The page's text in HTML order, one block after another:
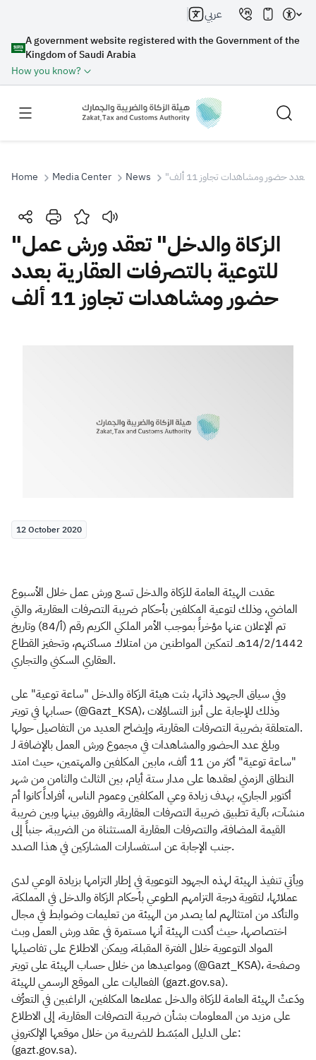
A government website registered with the Government of the
Kingdom of Saudi Arabia
How you know?
عربي
Search
Search Search AI
Suggestions
Customs VAT
Tax Declaration
Home Media Center News حضور ومشاهدات تجاوز 11 ألف
"الزكاة والدخل" تعقد ورش عمل
للتوعية بالتصرفات العقارية بعدد
حضور ومشاهدات تجاوز 11 ألف
12 October 2020
عقدت الهيئة العامة للزكاة والدخل تسع ورش عمل خلال الأسبوع
الماضي، وذلك لتوعية المكلفين بأحكام ضريبة التصرفات العقارية، والتي
تم الإعلان عنها مؤخراً بموجب الأمر الملكي الكريم رقم (أ/84) وتاريخ
14/2/1442هــ لتمكين المواطنين من امتلاك مساكنهم، وتحفيز القطاع
العقاري السكني والتجاري.
وفي سياق الجهود ذاتها، بثت هيئة الزكاة والدخل "ساعة توعية" على
حسابها في تويتر (@Gazt_KSA)، وذلك للإجابة على أبرز التساؤلات
المتعلقة بضريبة التصرفات العقارية، وإيضاح العديد من التفاصيل حولها.
وبلغ عدد الحضور والمشاهدات في مجموع ورش العمل بالإضافة لـ
"ساعة توعية" أكثر من 11 ألف، مابين المكلفين والمهتمين، حيث امتد
النطاق الزمني لعقدها على مدار ستة أيام، بين الثالث والثامن من شهر
أكتوبر الجاري، بهدف زيادة وعي المكلفين وعموم الناس، أفراداً كانوا أم
منشآت، بآلية تطبيق ضريبة التصرفات العقارية، والفروق بينها وبين ضريبة
القيمة المضافة، والتصرفات العقارية المستثناة من الضريبة، جنباً إلى
جنب الإجابة عن استفسارات المشاركين في هذا الصدد.
ويأتي تنفيذ الهيئة لهذه الجهود التوعوية في إطار التزامها بزيادة الوعي لدى
عملائها، لتقوية درجة التزامهم الطوعي بأحكام الزكاة والدخل في المملكة،
والتأكد من امتثالهم لما يصدر من الهيئة من تعليمات وضوابط في مجال
اختصاصها، حيث أكدت الهيئة أنها مستمرة في عقد ورش العمل وبث
المواد التوعوية خلال الفترة المقبلة، ويمكن الاطلاع على تفاصيلها
ومواعيدها من خلال حساب الهيئة على تويتر (@Gazt_KSA)، وصفحة
الفعاليات على الموقع الرسمي للهيئة (gazt.gov.sa).
ودَعتْ الهيئة العامة للزكاة والدخل عملاءها المكلفين، الراغبين في التعرُّف
على مزيد من المعلومات بشأن ضريبة التصرفات العقارية، إلى الاطلاع
على الدليل المبَسّط للضريبة من خلال موقعها الإلكتروني:
(gazt.gov.sa). ​